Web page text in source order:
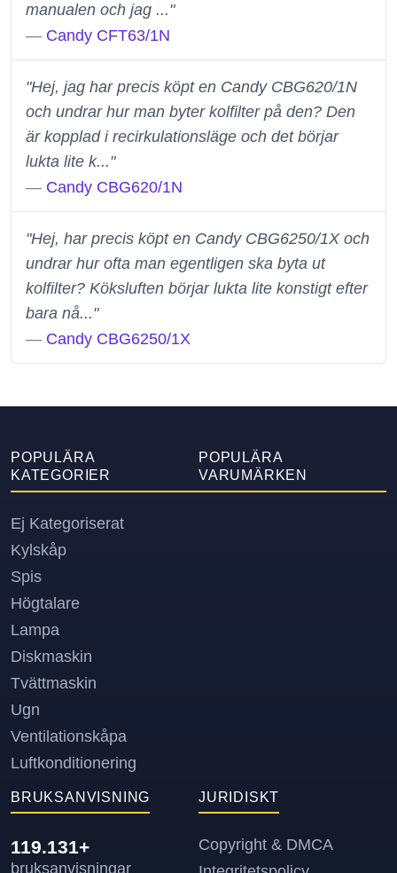
manualen och jag ..."
— Candy CFT63/1N
"Hej, jag har precis köpt en Candy CBG620/1N
och undrar hur man byter kolfilter på den? Den
är kopplad i recirkulationsläge och det börjar
lukta lite k..."
— Candy CBG620/1N
"Hej, har precis köpt en Candy CBG6250/1X och
undrar hur ofta man egentligen ska byta ut
kolfilter? Köksluften börjar lukta lite konstigt efter
bara nå..."
— Candy CBG6250/1X
POPULÄRA
KATEGORIER
Ej Kategoriserat
Kylskåp
Spis
Högtalare
Lampa
Diskmaskin
Tvättmaskin
Ugn
Ventilationskåpa
Luftkonditionering
POPULÄRA
VARUMÄRKEN
BRUKSANVISNING
119.131+
bruksanvisningar
JURIDISKT
Copyright & DMCA